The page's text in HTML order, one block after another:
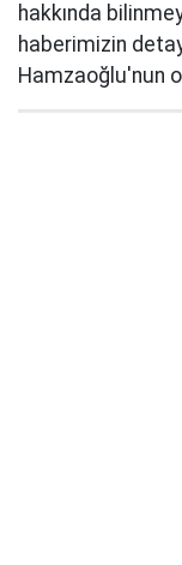
hakkında
haberimizin
Hamzaoğlu'nun